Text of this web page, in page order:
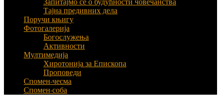
Запитајмо се о будућности човечанства
Тајна предивних дела
Поручи књигу
Фотогалерија
Богослужења
Активности
Мултимедија
Хиротонија за Епископа
Проповеди
Спомен-чесма
Спомен-соба